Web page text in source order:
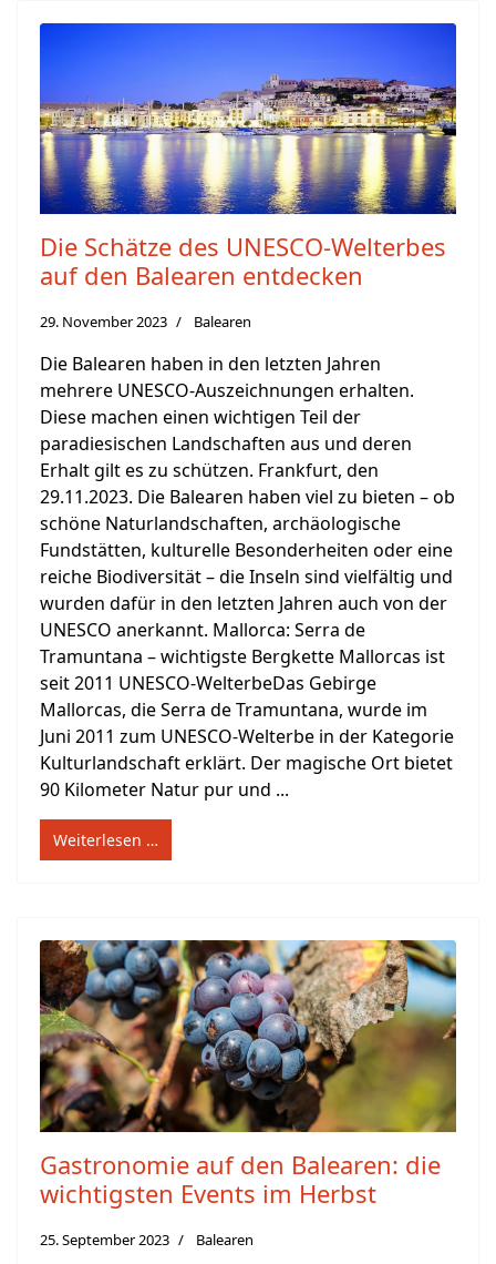
Die Schätze des UNESCO-Welterbes
auf den Balearen entdecken
29. November 2023 Balearen
Die Balearen haben in den letzten Jahren
mehrere UNESCO-Auszeichnungen erhalten.
Diese machen einen wichtigen Teil der
paradiesischen Landschaften aus und deren
Erhalt gilt es zu schützen. Frankfurt, den
29.11.2023. Die Balearen haben viel zu bieten – ob
schöne Naturlandschaften, archäologische
Fundstätten, kulturelle Besonderheiten oder eine
reiche Biodiversität – die Inseln sind vielfältig und
wurden dafür in den letzten Jahren auch von der
UNESCO anerkannt. Mallorca: Serra de
Tramuntana – wichtigste Bergkette Mallorcas ist
seit 2011 UNESCO-WelterbeDas Gebirge
Mallorcas, die Serra de Tramuntana, wurde im
Juni 2011 zum UNESCO-Welterbe in der Kategorie
Kulturlandschaft erklärt. Der magische Ort bietet
90 Kilometer Natur pur und ...
Weiterlesen …
Gastronomie auf den Balearen: die
wichtigsten Events im Herbst
25. September 2023 Balearen